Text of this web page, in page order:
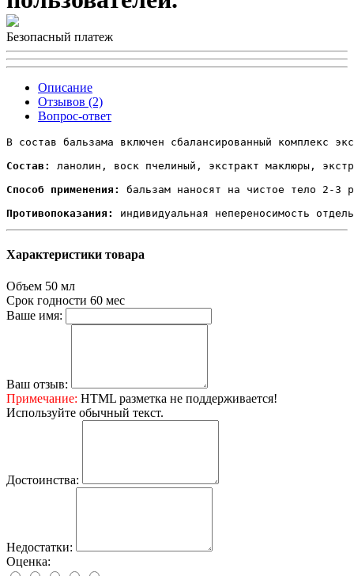
Безопасный платеж
Описание
Отзывов (2)
Вопрос-ответ
В состав бальзама включен сбалансированный комплекс
Состав:
ланолин, воск пчелиный, экстракт маклюры,
Способ применения:
бальзам наносят на чистое тело 2-3
Противопоказания:
индивидуальная непереносимость
Характеристики товара
Объем 50 мл
Срок годности 60 мес
Ваше имя:
Ваш отзыв:
Примечание: HTML разметка не поддерживается!
Используйте обычный текст.
Достоинства:
Недостатки:
Оценка: